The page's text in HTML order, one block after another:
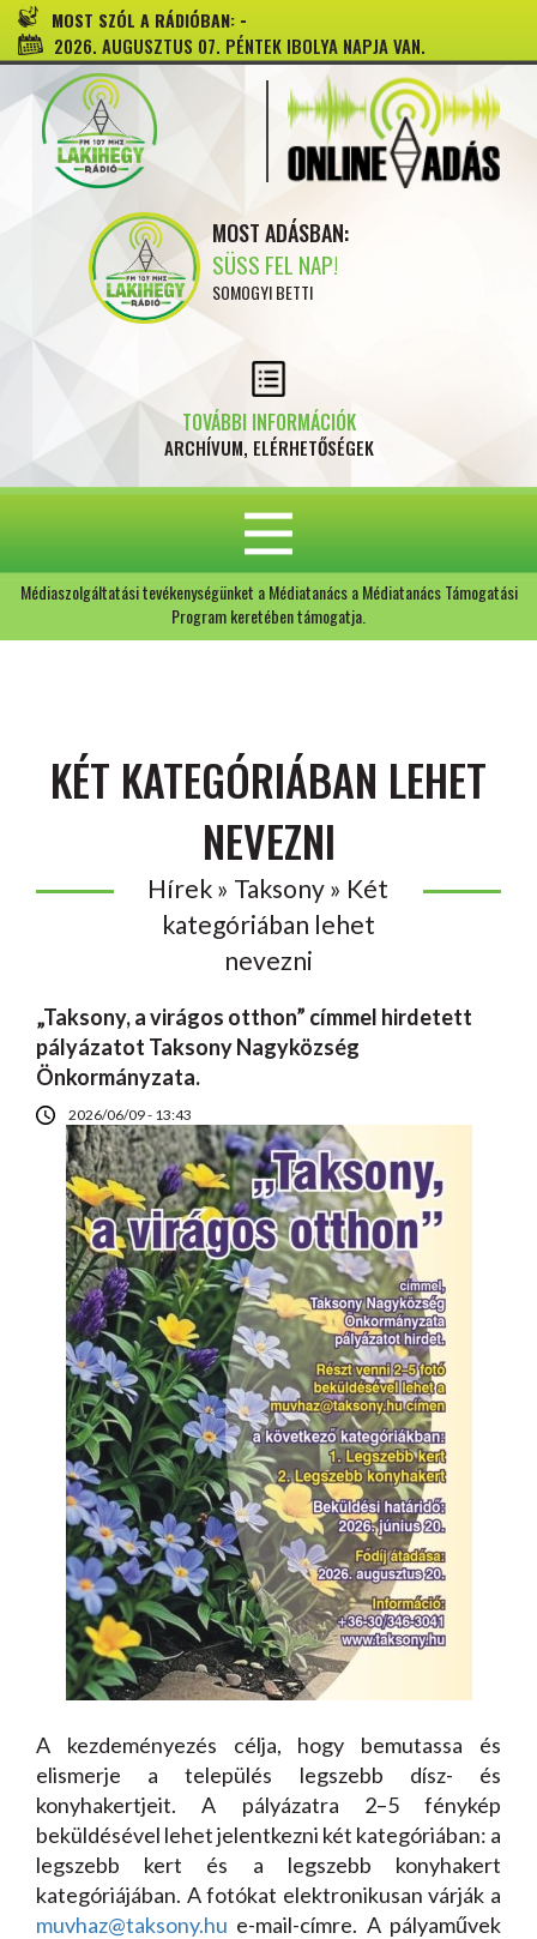
MOST SZÓL A RÁDIÓBAN: -
2026. AUGUSZTUS 07. PÉNTEK IBOLYA NAPJA VAN.
MOST ADÁSBAN:
SÜSS FEL NAP!
SOMOGYI BETTI
TOVÁBBI INFORMÁCIÓK
ARCHÍVUM, ELÉRHETŐSÉGEK
Médiaszolgáltatási tevékenységünket a Médiatanács a Médiatanács Támogatási
Program keretében támogatja.
KÉT KATEGÓRIÁBAN LEHET
NEVEZNI
Hírek » Taksony » Két
kategóriában lehet
nevezni
„Taksony, a virágos otthon” címmel hirdetett
pályázatot Taksony Nagyközség
Önkormányzata.
2026/06/09 - 13:43
A kezdeményezés célja, hogy bemutassa és
elismerje a település legszebb dísz- és
konyhakertjeit. A pályázatra 2–5 fénykép
beküldésével lehet jelentkezni két kategóriában: a
legszebb kert és a legszebb konyhakert
kategóriájában. A fotókat elektronikusan várják a
muvhaz@taksony.hu e-mail-címre. A pályaművek